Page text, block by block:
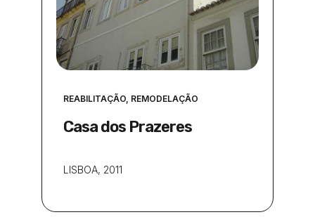
REABILITAÇÃO REMODELAÇÃO
Casa dos Prazeres
LISBOA, 2011